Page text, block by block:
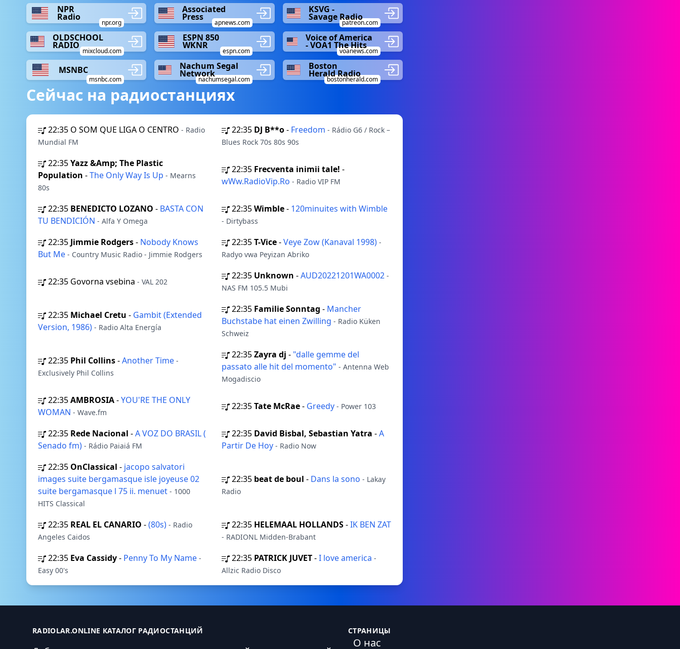
NPR
Radio
npr.org
Associated
Press
apnews.com
KSVG -
Savage Radio
patreon.com
OLDSCHOOL
RADIO
mixcloud.com
ESPN 850
WKNR
espn.com
Voice of America
- VOA1 The Hits
voanews.com
MSNBC
msnbc.com
Nachum Segal
Network
nachumsegal.com
Boston
Herald Radio
bostonherald.com
Сейчас на радиостанциях
22:35 O SOM QUE LIGA O CENTRO - Radio
Mundial FM
22:35 DJ B**o- Freedom - Rádio G6 / Rock –
Blues Rock 70s 80s 90s
22:35Yazz &Amp; The Plastic
Population -The Only Way Is Up - Mearns
80s
22:35 Frecventa inimii tale! -
wWw.RadioVip.Ro - Radio VIP FM
22:35 BENEDICTO LOZANO - BASTA CON
TU BENDICIÓN - Alfa Y Omega
22:35Wimble- 120minuites with Wimble
- Dirtybass
22:35 Jimmie Rodgers- Nobody Knows
But Me - Country Music Radio - Jimmie Rodgers
22:35T-Vice-Veye Zow (Kanaval 1998) -
Radyo vwa Peyizan Abriko
22:35 Govorna vsebina - VAL 202
22:35 Unknown -AUD20221201WA0002 -
NAS FM 105.5 Mubi
22:35 Michael Cretu - Gambit (Extended
Version, 1986) - Radio Alta Energía
22:35 Familie Sonntag - Mancher
Buchstabe hat einen Zwilling - Radio Küken
Schweiz
22:35 Phil Collins-Another Time -
Exclusively Phil Collins
22:35Zayra dj - "dalle gemme del
passato alle hit del momento" - Antenna Web
Mogadiscio
22:35AMBROSIA-YOU'RE THE ONLY
WOMAN - Wave.fm
22:35Tate McRae- Greedy - Power 103
22:35 Rede Nacional -A VOZ DO BRASIL (
Senado fm) - Rádio Paiaiá FM
22:35 David Bisbal, Sebastian Yatra -A
Partir De Hoy - Radio Now
22:35 OnClassical - jacopo salvatori
images suite bergamasque isle joyeuse 02
suite bergamasque l 75 ii. menuet - 1000
HITS Classical
22:35 beat de boul - Dans la sono - Lakay
Radio
22:35 REAL EL CANARIO -(80s) - Radio
Angeles Caidos
22:35 HELEMAAL HOLLANDS-IK BEN ZAT
- RADIONL Midden-Brabant
22:35 Eva Cassidy- Penny To My Name -
Easy 00's
22:35 PATRICK JUVET-I love america -
Allzic Radio Disco
RADIOLAR.ONLINE КАТАЛОГ РАДИОСТАНЦИЙ СТРАНИЦЫ
О нас